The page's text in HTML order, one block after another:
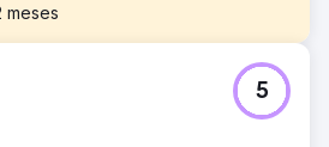
meses
de exposición de remodelación de
desactualizado y una mala
5